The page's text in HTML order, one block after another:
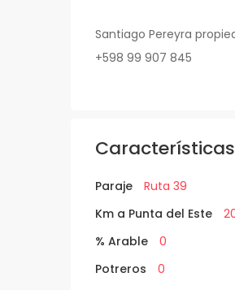
Santiago Pereyra
+598 99 907 845
Características
Paraje Ruta 39
Km a Punta del Este
% Arable
0
Potreros
0